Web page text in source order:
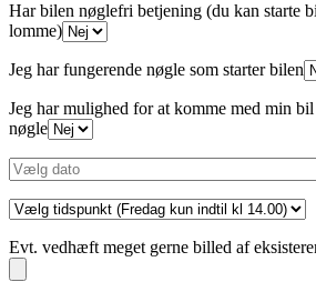
Har bilen nøglefri betjening (du kan starte
lomme)
Jeg har fungerende nøgle som starter bilen
Jeg har mulighed for at komme med min
nøgle
Evt. vedhæft meget gerne billed af